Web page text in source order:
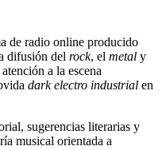
de radio online producido
difusión del rock, el metal y
a la escena
dark electro industrial en
sugerencias literarias y
musical orientada a